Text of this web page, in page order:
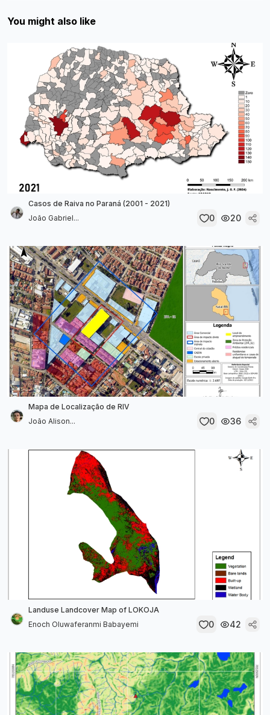
You might also like
Casos de Raiva no Paraná (2001 - 2021)
João Gabriel...
0 20
Mapa de Localização de RIV
João Alison...
0 36
Landuse Landcover Map of LOKOJA
Enoch Oluwaferanmi Babayemi
0 42